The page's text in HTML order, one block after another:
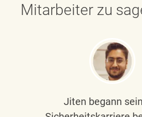
Mitarbeiter zu
Jiten begann